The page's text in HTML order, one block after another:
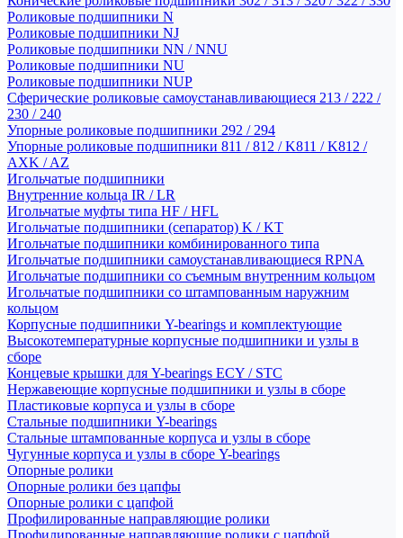
Роликовые подшипники N
Роликовые подшипники NJ
Роликовые подшипники NN / NNU
Роликовые подшипники NU
Роликовые подшипники NUP
Сферические роликовые самоустанавливающиеся 213 / 222 /
230 / 240
Упорные роликовые подшипники 292 / 294
Упорные роликовые подшипники 811 / 812 / K811 / K812 /
AXK / AZ
Игольчатые подшипники
Внутренние кольца IR / LR
Игольчатые муфты типа HF / HFL
Игольчатые подшипники (сепаратор) K / KT
Игольчатые подшипники комбинированного типа
Игольчатые подшипники самоустанавливающиеся RPNA
Игольчатые подшипники со съемным внутренним кольцом
Игольчатые подшипники со штампованным наружним
кольцом
Корпусные подшипники Y-bearings и комплектующие
Высокотемпературные корпусные подшипники и узлы в
сборе
Концевые крышки для Y-bearings ECY / STC
Нержавеющие корпусные подшипники и узлы в сборе
Пластиковые корпуса и узлы в сборе
Стальные подшипники Y-bearings
Стальные штампованные корпуса и узлы в сборе
Чугунные корпуса и узлы в сборе Y-bearings
Опорные ролики
Опорные ролики без цапфы
Опорные ролики с цапфой
Профилированные направляющие ролики
Профилированные направляющие ролики с цапфой